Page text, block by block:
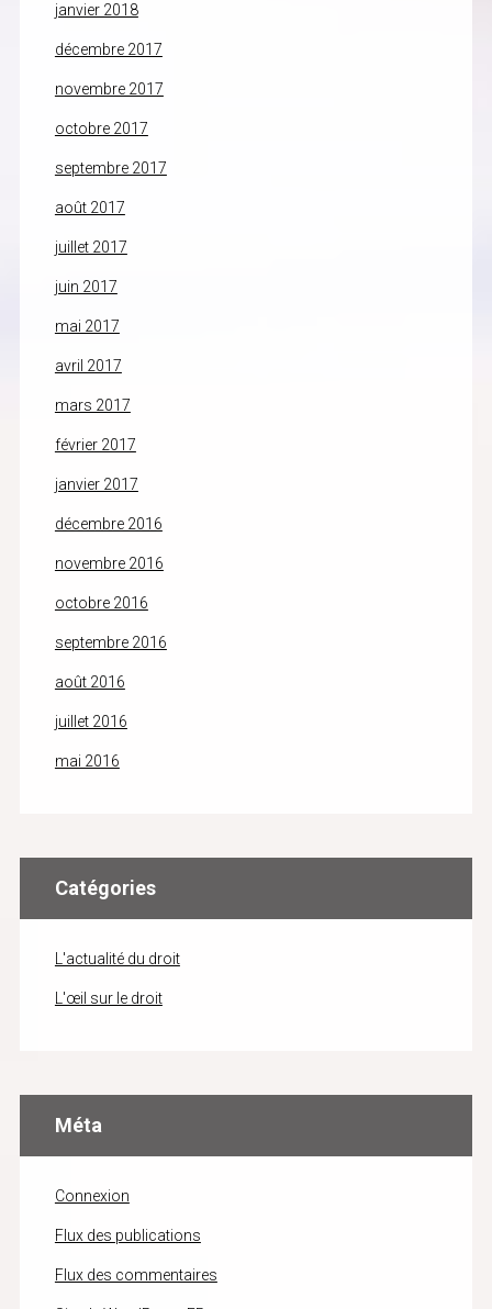
janvier 2018
décembre 2017
novembre 2017
octobre 2017
septembre 2017
août 2017
juillet 2017
juin 2017
mai 2017
avril 2017
mars 2017
février 2017
janvier 2017
décembre 2016
novembre 2016
octobre 2016
septembre 2016
août 2016
juillet 2016
mai 2016
Catégories
L'actualité du droit
L'œil sur le droit
Méta
Connexion
Flux des publications
Flux des commentaires